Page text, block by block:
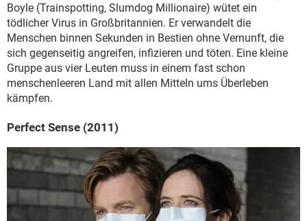
Boyle (Trainspotting, Slumdog Millionaire) wütet ein
tödlicher Virus in Großbritannien. Er verwandelt die
Menschen binnen Sekunden in Bestien ohne Vernunft, die
sich gegenseitig angreifen, infizieren und töten. Eine kleine
Gruppe aus vier Leuten muss in einem fast schon
menschenleeren Land mit allen Mitteln ums Überleben
kämpfen.
Perfect Sense (2011)